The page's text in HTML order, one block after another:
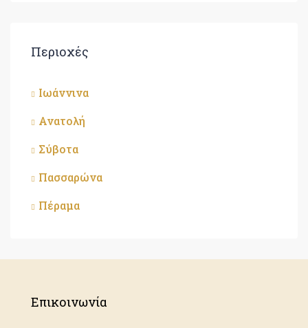
Περιοχές
Ιωάννινα
Ανατολή
Σύβοτα
Πασσαρώνα
Πέραμα
Επικοινωνία